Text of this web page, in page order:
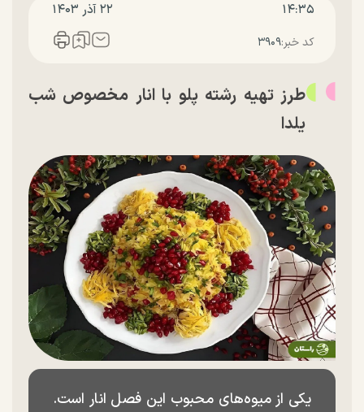
۱۴:۳۵ ۲۲ آذر ۱۴۰۳
کد خبر:۳۹۰۹
طرز تهیه رشته پلو با انار مخصوص شب
یلدا
یکی از میوه‌های محبوب این فصل انار است.